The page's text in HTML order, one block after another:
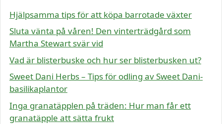
Hjälpsamma tips för att köpa barrotade växter
Sluta vänta på våren! Den vinterträdgård som
Martha Stewart svär vid
Vad är blisterbuske och hur ser blisterbusken ut?
Sweet Dani Herbs – Tips för odling av Sweet Dani-
basilikaplantor
Inga granatäpplen på träden: Hur man får ett
granatäpple att sätta frukt